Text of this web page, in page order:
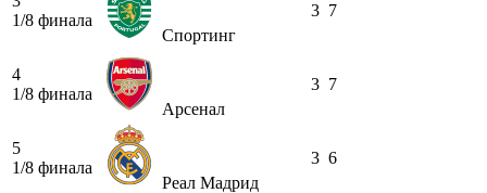
1/8 финала
Спортинг
3 7
4
1/8 финала
Арсенал
3 7
5
1/8 финала
Реал Мадрид
3 6